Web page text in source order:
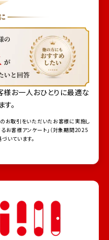
様お一人おひとりに最適な
。
お取引をいただいたお客様に実施し
お客様アンケート」（対象期間2025
いています。